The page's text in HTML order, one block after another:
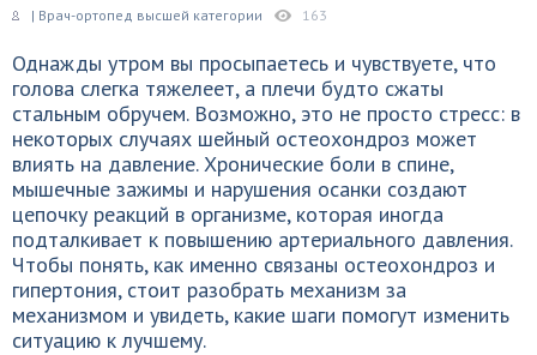
| Врач-ортопед высшей категории 163
Однажды утром вы просыпаетесь и чувствуете, что
голова слегка тяжелеет, а плечи будто сжаты
стальным обручем. Возможно, это не просто стресс: в
некоторых случаях шейный остеохондроз может
влиять на давление. Хронические боли в спине,
мышечные зажимы и нарушения осанки создают
цепочку реакций в организме, которая иногда
подталкивает к повышению артериального давления.
Чтобы понять, как именно связаны остеохондроз и
гипертония, стоит разобрать механизм за
механизмом и увидеть, какие шаги помогут изменить
ситуацию к лучшему.